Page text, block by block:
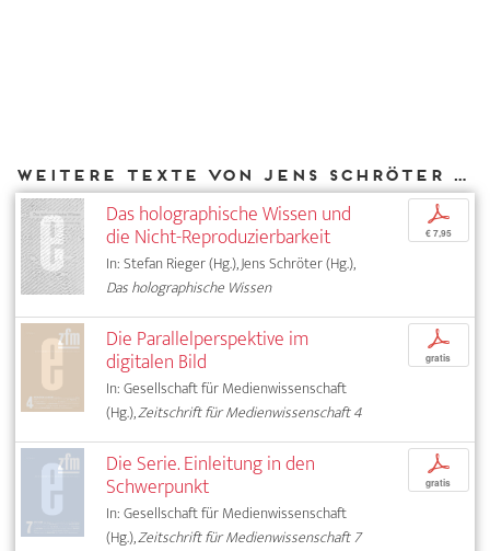
Weitere Texte von Jens Schröter bei DIAPHANES
Das holographische Wissen und
die Nicht-Reproduzierbarkeit
In: Stefan Rieger (Hg.), Jens Schröter (Hg.),
Das holographische Wissen
p
€ 7,95
Die Parallelperspektive im
digitalen Bild
In: Gesellschaft für Medienwissenschaft
(Hg.),Zeitschrift für Medienwissenschaft 4
p
gratis
Die Serie. Einleitung in den
Schwerpunkt
In: Gesellschaft für Medienwissenschaft
(Hg.),Zeitschrift für Medienwissenschaft 7
p
gratis